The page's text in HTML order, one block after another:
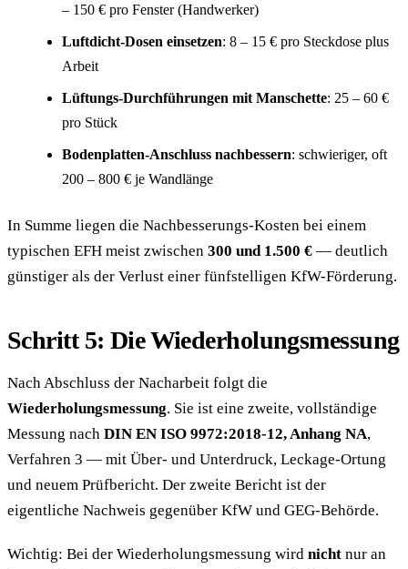
– 150 € pro Fenster (Handwerker)
Luftdicht-Dosen einsetzen: 8 – 15 € pro Steckdose plus
Arbeit
Lüftungs-Durchführungen mit Manschette: 25 – 60 €
pro Stück
Bodenplatten-Anschluss nachbessern: schwieriger, oft
200 – 800 € je Wandlänge
In Summe liegen die Nachbesserungs-Kosten bei einem
typischen EFH meist zwischen 300 und 1.500 € — deutlich
günstiger als der Verlust einer fünfstelligen KfW-Förderung.
Schritt 5: Die Wiederholungsmessung
Nach Abschluss der Nacharbeit folgt die
Wiederholungsmessung. Sie ist eine zweite, vollständige
Messung nach DIN EN ISO 9972:2018-12, Anhang NA,
Verfahren 3 — mit Über- und Unterdruck, Leckage-Ortung
und neuem Prüfbericht. Der zweite Bericht ist der
eigentliche Nachweis gegenüber KfW und GEG-Behörde.
Wichtig: Bei der Wiederholungsmessung wird nicht nur an